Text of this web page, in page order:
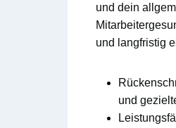
und dein
und langfristig
und